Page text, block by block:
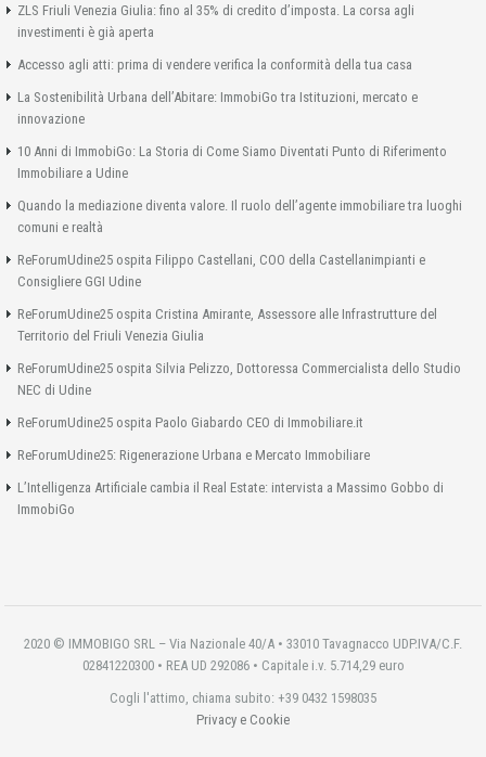
ZLS Friuli Venezia Giulia: fino al 35% di credito d’imposta. La corsa agli
investimenti è già aperta
Accesso agli atti: prima di vendere verifica la conformità della tua casa
La Sostenibilità Urbana dell’Abitare: ImmobiGo tra Istituzioni, mercato e
innovazione
10 Anni di ImmobiGo: La Storia di Come Siamo Diventati Punto di Riferimento
Immobiliare a Udine
Quando la mediazione diventa valore. Il ruolo dell’agente immobiliare tra luoghi
comuni e realtà
ReForumUdine25 ospita Filippo Castellani, COO della Castellanimpianti e
Consigliere GGI Udine
ReForumUdine25 ospita Cristina Amirante, Assessore alle Infrastrutture del
Territorio del Friuli Venezia Giulia
ReForumUdine25 ospita Silvia Pelizzo, Dottoressa Commercialista dello Studio
NEC di Udine
ReForumUdine25 ospita Paolo Giabardo CEO di Immobiliare.it
ReForumUdine25: Rigenerazione Urbana e Mercato Immobiliare
L’Intelligenza Artificiale cambia il Real Estate: intervista a Massimo Gobbo di
ImmobiGo
2020 © IMMOBIGO SRL – Via Nazionale 40/A • 33010 Tavagnacco UDP.IVA/C.F.
02841220300 • REA UD 292086 • Capitale i.v. 5.714,29 euro
Cogli l'attimo, chiama subito: +39 0432 1598035
Privacy e Cookie